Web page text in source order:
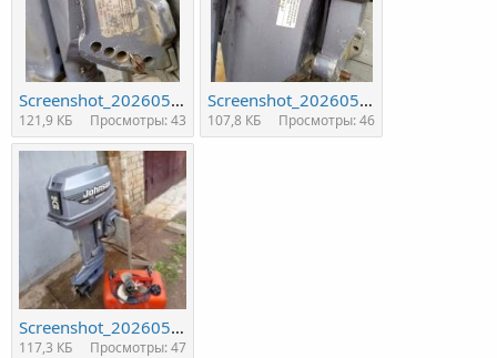
Screenshot_20260531_223341.jpg
121,9 КБ Просмотры: 43
Screenshot_20260531_223347.jpg
107,8 КБ Просмотры: 46
Screenshot_20260531_223303.jpg
117,3 КБ Просмотры: 47